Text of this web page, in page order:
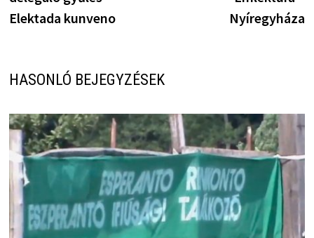
Elektada kunveno
Nyíregyháza
HASONLÓ BEJEGYZÉSEK